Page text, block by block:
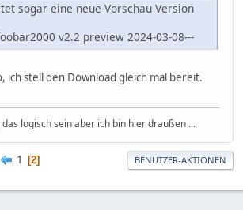
sogar eine neue Vorschau Version
v2.2 preview 2024-03-08---
ich stell den Download gleich mal bereit.
logisch sein aber ich bin hier draußen ...
1 2 BENUTZER-AKTIONEN